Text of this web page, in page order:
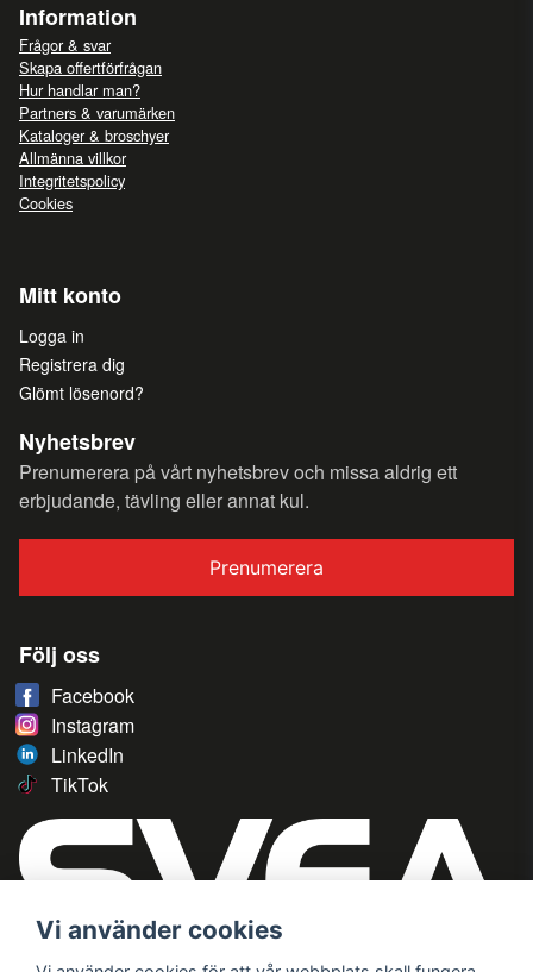
Information
Frågor & svar
Skapa offertförfrågan
Hur handlar man?
Partners & varumärken
Kataloger & broschyer
Allmänna villkor
Integritetspolicy
Cookies
Mitt konto
Logga in
Registrera dig
Glömt lösenord?
Nyhetsbrev
Prenumerera på vårt nyhetsbrev och missa aldrig ett
erbjudande, tävling eller annat kul.
Prenumerera
Följ oss
Facebook
Instagram
LinkedIn
TikTok
Vi använder cookies